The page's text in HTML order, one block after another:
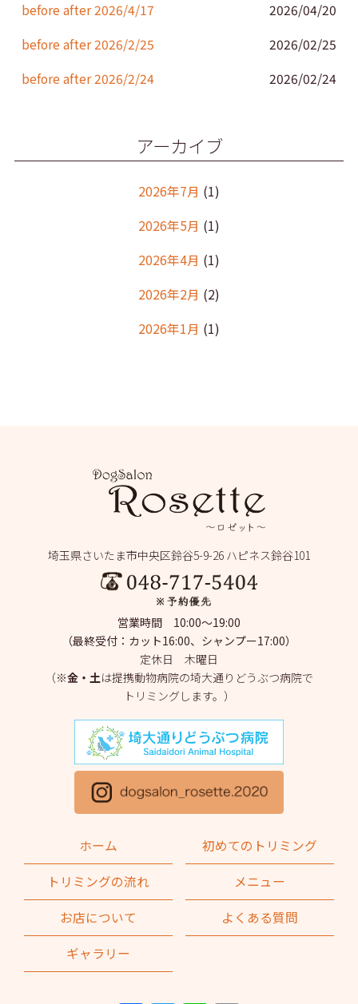
before after 2026/4/17
2026/04/20
before after 2026/2/25
2026/02/25
before after 2026/2/24
2026/02/24
アーカイブ
2026年7月 (1)
2026年5月 (1)
2026年4月 (1)
2026年2月 (2)
2026年1月 (1)
2025年8月(2)
(2)
2025年5月(4)
2025年4月
(1)
2025年3月(2)
2025年2月(4)
2025年1月(1)
2024年12月(1)
2024年10月(2)
2024年9月
埼玉県さいたま市中央区鈴谷5-9-26 ハピネス鈴谷101
営業時間 10:00～19:00
（最終受付：カット16:00、シャンプー17:00）
定休日 木曜日
（※金・土は提携動物病院の埼大通りどうぶつ病院で
トリミングします。）
ホーム
初めてのトリミング
トリミングの流れ
メニュー
お店について
よくある質問
ギャラリー